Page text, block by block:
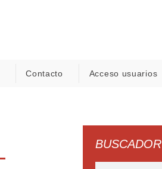
Contacto Acceso usuarios
BUSCADOR